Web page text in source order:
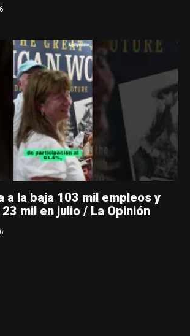
a la baja 103 mil empleos y
mil en julio / La Opinión